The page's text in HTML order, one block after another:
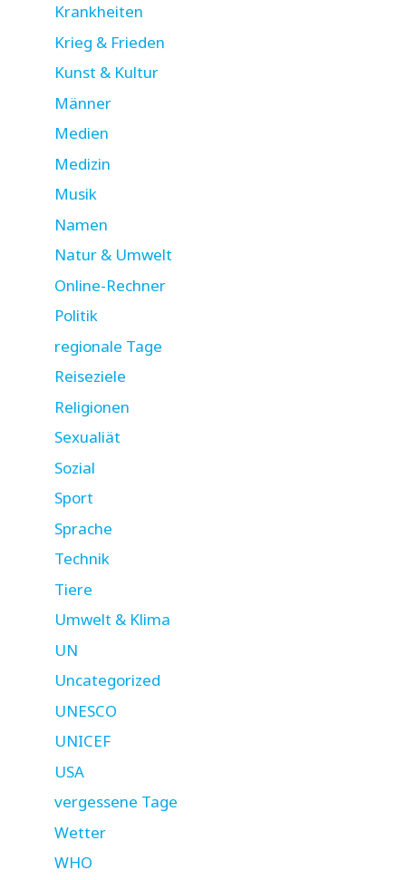
Krankheiten
Krieg & Frieden
Kunst & Kultur
Männer
Medien
Medizin
Musik
Namen
Natur & Umwelt
Online-Rechner
Politik
regionale Tage
Reiseziele
Religionen
Sexualiät
Sozial
Sport
Sprache
Technik
Tiere
Umwelt & Klima
UN
Uncategorized
UNESCO
UNICEF
USA
vergessene Tage
Wetter
WHO